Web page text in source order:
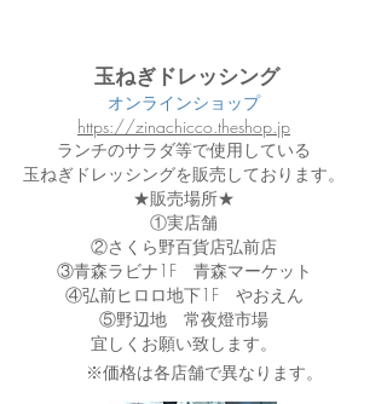
オンラインショップ
https://zinachicco.theshop.jp
ランチの​​サラダ等で使用している
玉ねぎドレッシングを販売しております。
​★販売場所★
①実店舗
②さくら野百貨店弘前店
​③青森ラビナ1F 青森マーケット
​④弘前ヒロロ地下1F やおえん
⑤野辺地 常夜燈市場
​宜しくお願い致します。
※価格は各店舗で異なります。
玉ねぎドレッシング